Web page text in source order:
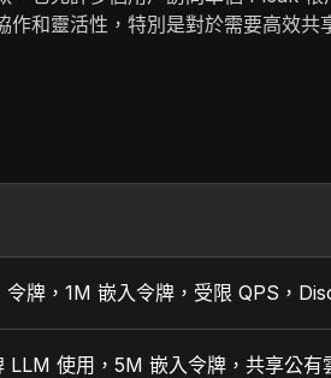
和靈活性，特別是對於需要高效共
牌，1M 嵌入令牌，受限 QPS，
使用，5M 嵌入令牌，共享公